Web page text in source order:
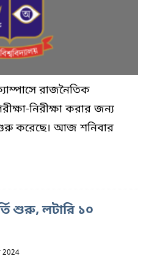
রাজনৈতিক
নিরীক্ষা করার জন্য
করেছে। আজ শনিবার
শুরু, লটারি ১০
2024